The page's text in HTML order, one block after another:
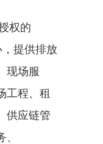
权的
提供排放
现场服
工程、租
供应链管